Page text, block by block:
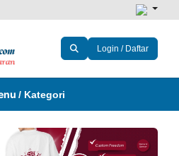
Login / Daftar
/ Kategori